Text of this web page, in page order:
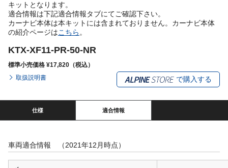
キットとなります。
適合情報は下記適合情報タブにてご確認下さい。
カーナビ本体は本キットには含まれておりません。カーナビ本体
の紹介ページはこちら 。
KTX-XF11-PR-50-NR
標準小売価格 ¥17,820（税込）
取扱説明書
で購入する
仕様 適合情報
車両適合情報 （2021年12月時点）